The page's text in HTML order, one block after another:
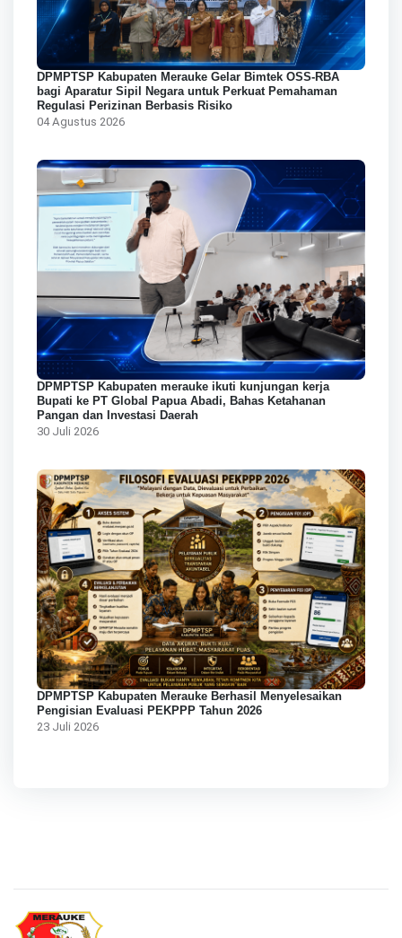
DPMPTSP Kabupaten Merauke Gelar Bimtek OSS-RBA
bagi Aparatur Sipil Negara untuk Perkuat Pemahaman
Regulasi Perizinan Berbasis Risiko
04 Agustus 2026
DPMPTSP Kabupaten merauke ikuti kunjungan kerja
Bupati ke PT Global Papua Abadi, Bahas Ketahanan
Pangan dan Investasi Daerah
30 Juli 2026
DPMPTSP Kabupaten Merauke Berhasil Menyelesaikan
Pengisian Evaluasi PEKPPP Tahun 2026
23 Juli 2026